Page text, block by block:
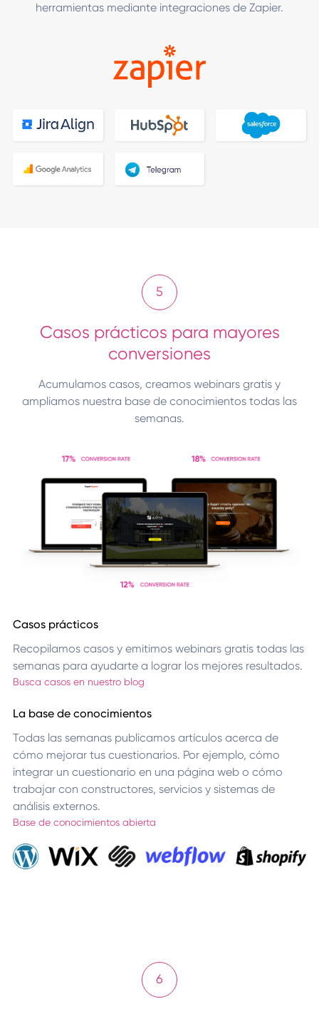
herramientas mediante integraciones de Zapier.
5
Casos prácticos para mayores
conversiones
Acumulamos casos, creamos webinars gratis y
ampliamos nuestra base de conocimientos todas las
semanas.
Casos prácticos
Recopilamos casos y emitimos webinars gratis todas las
semanas para ayudarte a lograr los mejores resultados.
Busca casos en nuestro blog
La base de conocimientos
Todas las semanas publicamos artículos acerca de
cómo mejorar tus cuestionarios. Por ejemplo, cómo
integrar un cuestionario en una página web o cómo
trabajar con constructores, servicios y sistemas de
análisis externos.
Base de conocimientos abierta
6